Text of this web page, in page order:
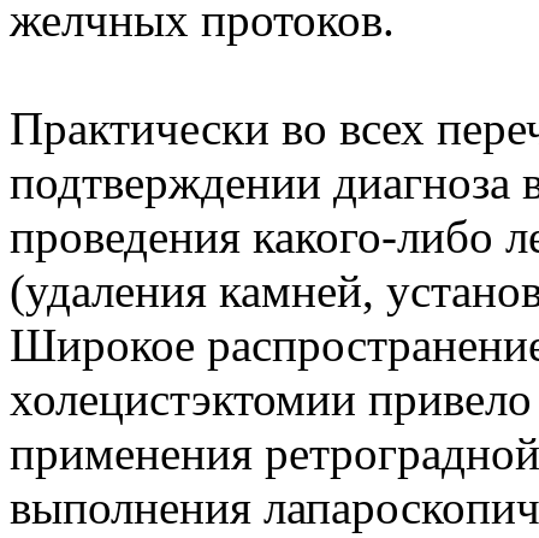
желчных протоков.
Практически во всех
подтверждении диагноза
проведения какого-либо
(удаления камней,
Широкое
холецистэктомии
применения
выполнения